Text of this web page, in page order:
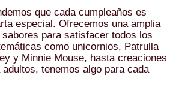
que cada cumpleaños es
especial. Ofrecemos una amplia
para satisfacer todos los
como unicornios, Patrulla
y Minnie Mouse, hasta creaciones
tenemos algo para cada